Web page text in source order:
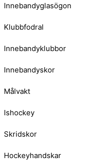
Innebandyglasögon
Klubbfodral
Innebandyklubbor
Innebandyskor
Målvakt
Ishockey
Skridskor
Hockeyhandskar